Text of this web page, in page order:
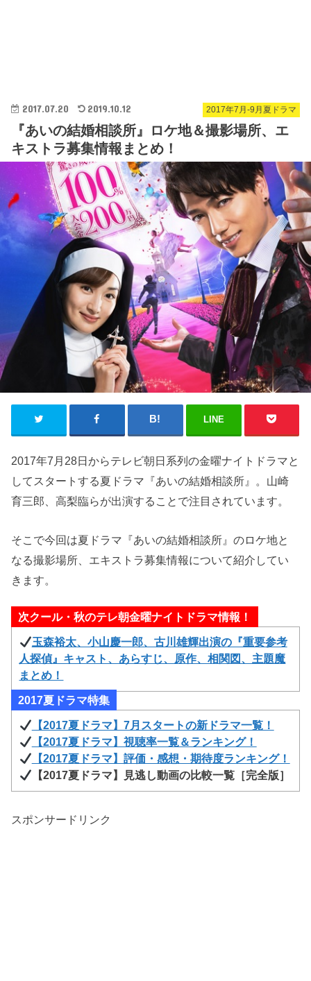
2017年7月-9月夏ドラマ
2017.07.20 2019.10.12
『あいの結婚相談所』ロケ地＆撮影場所、エ
キストラ募集情報まとめ！
LINE
2017年7月28日からテレビ朝日系列の金曜ナイトドラマと
してスタートする夏ドラマ『あいの結婚相談所』。山崎
育三郎、高梨臨らが出演することで注目されています。
そこで今回は夏ドラマ『あいの結婚相談所』のロケ地と
なる撮影場所、エキストラ募集情報について紹介してい
きます。
次クール・秋のテレ朝金曜ナイトドラマ情報！
玉森裕太、小山慶一郎、古川雄輝出演の『重要参考
人探偵』キャスト、あらすじ、原作、相関図、主題魔
まとめ！
2017夏ドラマ特集
【2017夏ドラマ】7月スタートの新ドラマ一覧！
【2017夏ドラマ】視聴率一覧＆ランキング！
【2017夏ドラマ】評価・感想・期待度ランキング！
【2017夏ドラマ】見逃し動画の比較一覧［完全版］
スポンサードリンク